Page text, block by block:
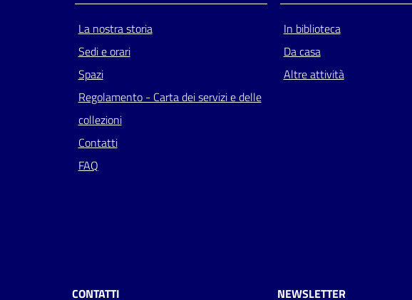
La nostra storia
Sedi e orari
Spazi
Regolamento - Carta dei servizi e delle
collezioni
Contatti
FAQ
In biblioteca
Da casa
Altre attività
CONTATTI NEWSLETTER